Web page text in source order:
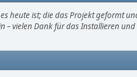
heute ist; die das Projekt geformt
vielen Dank für das Installieren